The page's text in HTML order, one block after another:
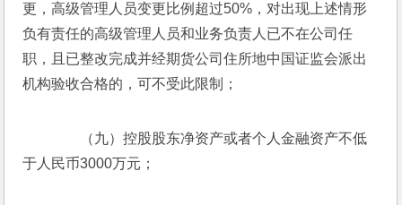
更，高级管理人员变更比例超过50%，对出现上述情形
负有责任的高级管理人员和业务负责人已不在公司任
职，且已整改完成并经期货公司住所地中国证监会派出
机构验收合格的，可不受此限制；
（九）控股股东净资产或者个人金融资产不低
于人民币3000万元；